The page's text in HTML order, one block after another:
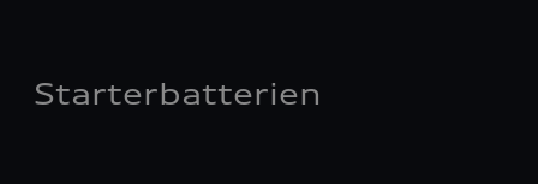
Starterbatterien